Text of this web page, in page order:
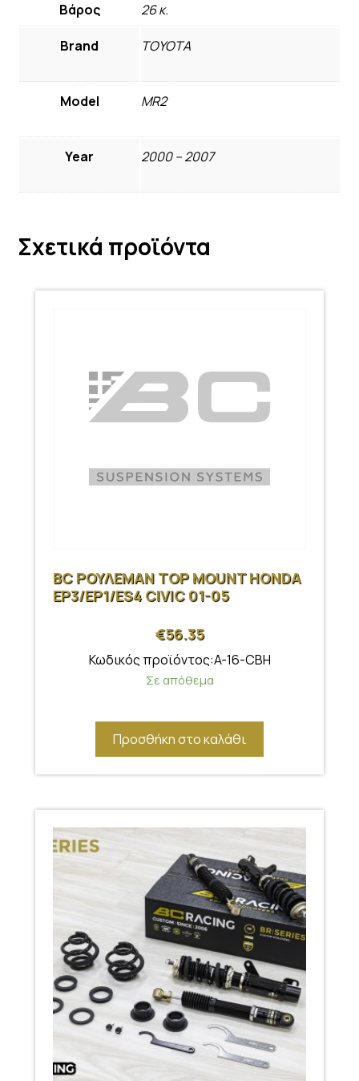
Βάρος 26 κ.
Brand TOYOTA
Model MR2
Year 2000 – 2007
Σχετικά προϊόντα
BC ΡΟΥΛΕΜΑΝ TOP MOUNT HONDA
EP3/EP1/ES4 CIVIC 01-05
€56.35
Κωδικός προϊόντος:A-16-CBH
Σε απόθεμα
Προσθήκη στο καλάθι